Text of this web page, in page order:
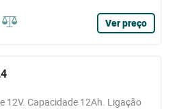
Ver preço
12V. Capacidade 12Ah. Ligação